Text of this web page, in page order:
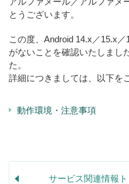
とうございます。
この度、Android 14.x／15.x
がないことを確認いたしまし
た。
詳細につきましては、以下を
動作環境・注意事項
サービス関連情報